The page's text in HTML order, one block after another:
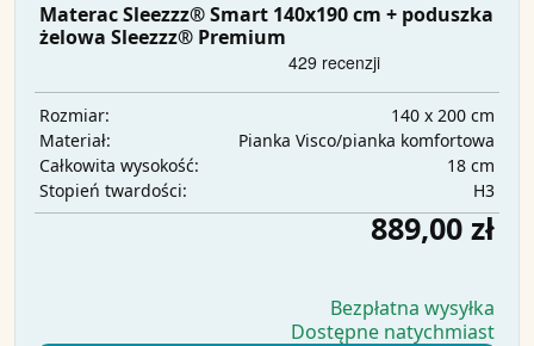
Materac Sleezzz® Smart 140x190 cm + poduszka
żelowa Sleezzz® Premium
Rozmiar:
140 x 200 cm
Materiał:
Pianka Visco/pianka komfortowa
Całkowita wysokość:
18 cm
Stopień twardości:
H3
889,00 zł
Bezpłatna wysyłka
Dostępne natychmiast